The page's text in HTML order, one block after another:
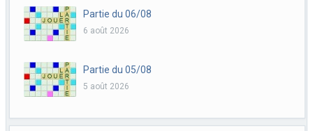
Partie du 06/08
6 août 2026
Partie du 05/08
5 août 2026